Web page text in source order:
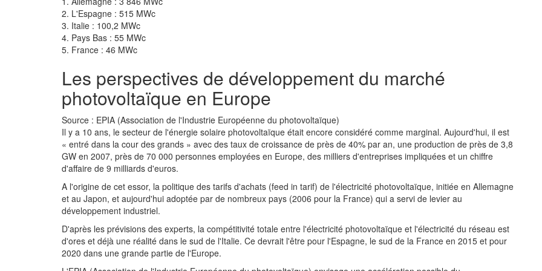
2. L'Espagne : 515 MWc
3. Italie : 100,2 MWc
4. Pays Bas : 55 MWc
5. France : 46 MWc
Les perspectives de développement du marché
photovoltaïque en Europe
Source : EPIA (Association de l'Industrie Européenne du photovoltaïque)
Il y a 10 ans, le secteur de l'énergie solaire photovoltaïque était encore considéré comme marginal. Aujourd'hui, il est
« entré dans la cour des grands » avec des taux de croissance de près de 40% par an, une production de près de 3,8
GW en 2007, près de 70 000 personnes employées en Europe, des milliers d'entreprises impliquées et un chiffre
d'affaire de 9 milliards d'euros.
A l'origine de cet essor, la politique des tarifs d'achats (feed in tarif) de l'électricité photovoltaïque, initiée en Allemagne
et au Japon, et aujourd'hui adoptée par de nombreux pays (2006 pour la France) qui a servi de levier au
développement industriel.
D'après les prévisions des experts, la compétitivité totale entre l'électricité photovoltaïque et l'électricité du réseau est
d'ores et déjà une réalité dans le sud de l'Italie. Ce devrait l'être pour l'Espagne, le sud de la France en 2015 et pour
2020 dans une grande partie de l'Europe.